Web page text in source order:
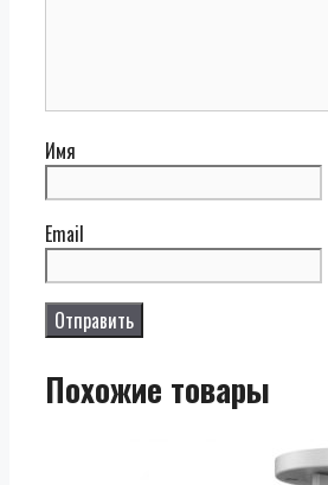
Имя
Email
Похожие товары